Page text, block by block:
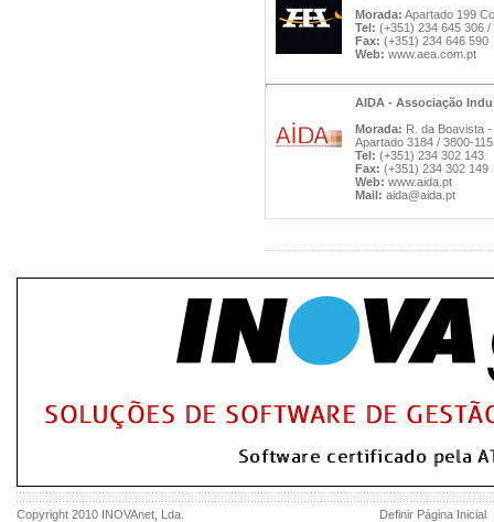
Morada: Apartado 199
Tel: (+351) 234 645 306
Fax: (+351) 234 646 590
Web: www.aea.com.pt
AIDA - Associação
Morada: R. da Boavista
Apartado 3184 / 3800-
Tel: (+351) 234 302 143
Fax: (+351) 234 302 149
Web: www.aida.pt
Mail: aida@aida.pt
Copyright 2010 INOVAnet , Lda. Definir Página Inicial